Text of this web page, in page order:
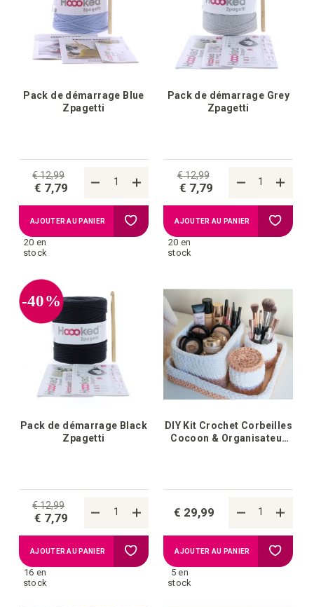
Pack de démarrage Blue
Zpagetti
€ 12,99
€ 7,79
20 en
stock
AJOUTER AU PANIER Ajouter
d'achats
Pack de démarrage Grey
Zpagetti
€ 12,99
€ 7,79
20 en
stock
AJOUTER AU PANIER Ajouter
-40%
Pack de démarrage Black
Zpagetti
€ 12,99
€ 7,79
16 en
stock
AJOUTER AU PANIER Ajouter
DIY Kit Crochet Corbeilles
Cocoon & Organisateur
€ 29,99
5 en
stock
AJOUTER AU PANIER Ajouter